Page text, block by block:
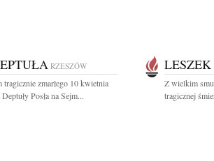
RZESZÓW
zmarłego 10 kwietnia
Posła na Sejm...
Z wielkim
tragicznej